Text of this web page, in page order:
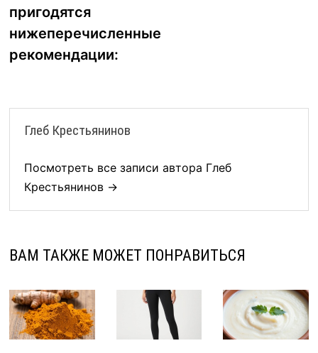
пригодятся
нижеперечисленные
рекомендации:
Глеб Крестьянинов
Посмотреть все записи автора Глеб
Крестьянинов →
ВАМ ТАКЖЕ МОЖЕТ ПОНРАВИТЬСЯ